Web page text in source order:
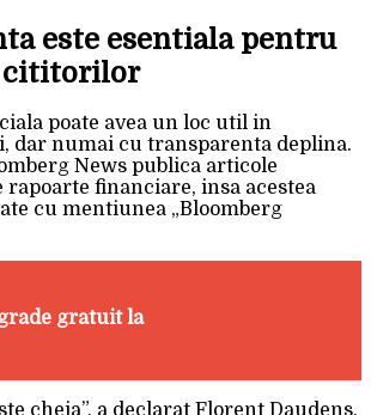
este esentiala pentru
cititorilor
poate avea un loc util in
dar numai cu transparenta deplina.
News publica articole
rapoarte financiare, insa acestea
cu mentiunea „Bloomberg
gratuit la